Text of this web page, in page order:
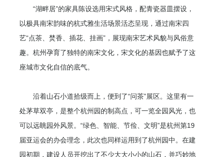
“湖畔居”的家具陈设选用宋式风格，配青瓷器皿摆设，
以极具南宋韵味的杭式雅生活场景活态呈现，通过南宋四
艺“点茶、焚香、插花、挂画”，展现南宋艺术风貌与风俗意
趣。杭州孕育了独特的南宋文化，宋文化的基因也赋予了这
座城市文化自信的底气。
沿着山石小道拾级而上，便到了“问茶”展区。这里有一
处茅草双亭，是整个杭州园的制高点，可一览全园风光，也
可以远眺园外风景。“绿色、智能、节俭、文明”是杭州第19
届亚运会的办会理念，此次也同样运用到了杭州园中。在建
园初期，建设人员开挖出了不少大大小小的山石，并巧妙地